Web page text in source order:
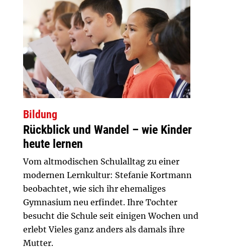
Bildung
Rückblick und Wandel – wie Kinder
heute lernen
Vom altmodischen Schulalltag zu einer
modernen Lernkultur: Stefanie Kortmann
beobachtet, wie sich ihr ehemaliges
Gymnasium neu erfindet. Ihre Tochter
besucht die Schule seit einigen Wochen und
erlebt Vieles ganz anders als damals ihre
Mutter.